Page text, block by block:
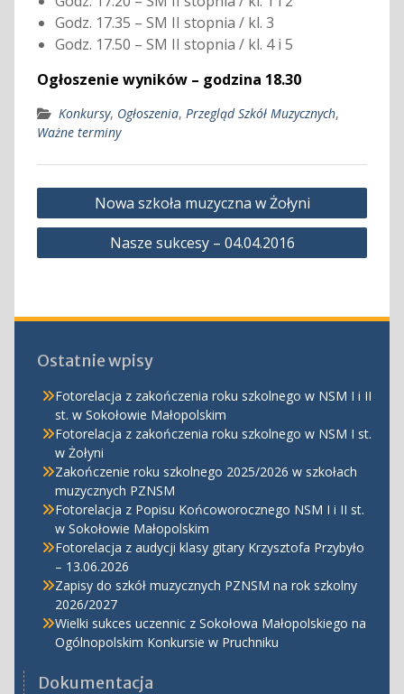
Godz. 17.35 – SM II stopnia / kl. 3
Godz. 17.50 – SM II stopnia / kl. 4 i 5
Ogłoszenie wyników – godzina 18.30
Konkursy, Ogłoszenia, Przegląd Szkół Muzycznych,
Ważne terminy
Nawigacja
wpisu
Nowa szkoła muzyczna w Żołyni
Nasze sukcesy – 04.04.2016
Ostatnie wpisy
Fotorelacja z zakończenia roku szkolnego w NSM I i II
st. w Sokołowie Małopolskim
Fotorelacja z zakończenia roku szkolnego w NSM I st.
w Żołyni
Zakończenie roku szkolnego 2025/2026 w szkołach
muzycznych PZNSM
Fotorelacja z Popisu Końcoworocznego NSM I i II st.
w Sokołowie Małopolskim
Fotorelacja z audycji klasy gitary Krzysztofa Przybyło
– 13.06.2026
Zapisy do szkół muzycznych PZNSM na rok szkolny
2026/2027
Wielki sukces uczennic z Sokołowa Małopolskiego na
Ogólnopolskim Konkursie w Pruchniku
Dokumentacja